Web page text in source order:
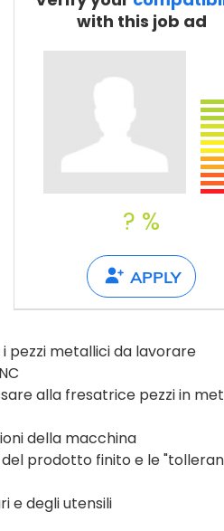
Tell a
with this job ad
? %
APPLY
pezzi metallici da lavorare
alla fresatrice pezzi in
della macchina
prodotto finito e le
e degli utensili